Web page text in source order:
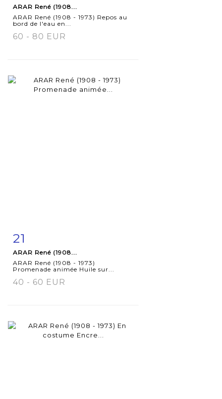
détaillée
ARAR René (1908...
ARAR René (1908 - 1973) Repos au
bord de l'eau en...
60 - 80 EUR
détaillée
21
ARAR René (1908...
ARAR René (1908 - 1973)
Promenade animée Huile sur...
40 - 60 EUR